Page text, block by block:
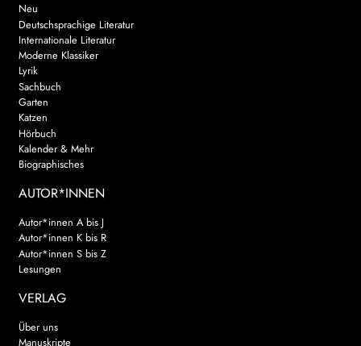
Neu
Deutschsprachige Literatur
Internationale Literatur
Moderne Klassiker
Lyrik
Sachbuch
Garten
Katzen
Hörbuch
Kalender & Mehr
Biographisches
AUTOR*INNEN
Autor*innen A bis J
Autor*innen K bis R
Autor*innen S bis Z
Lesungen
VERLAG
Über uns
Manuskripte